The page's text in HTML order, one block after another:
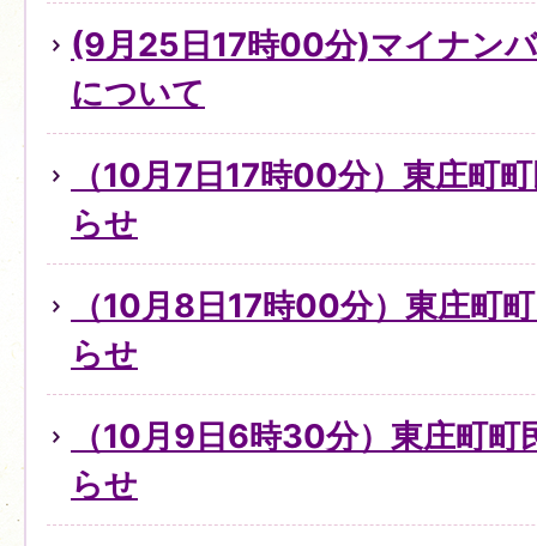
(9月25日17時00分)マイナン
について
（10月7日17時00分）東庄町
らせ
（10月8日17時00分）東庄町
らせ
（10月9日6時30分）東庄町町
らせ